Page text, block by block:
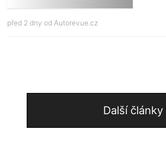
před 2 dny od Autorevue.cz
Další články